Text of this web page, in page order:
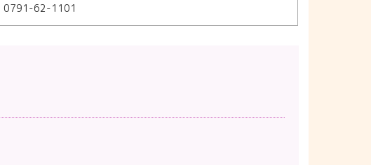
0791-62-1101